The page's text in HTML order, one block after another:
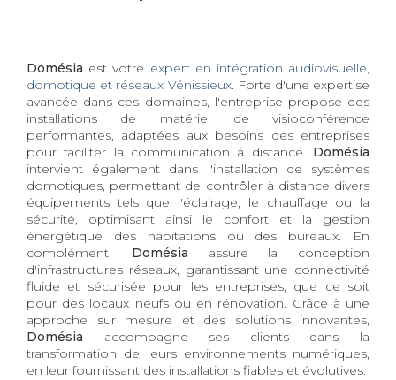
Domésia est votre expert en intégration audiovisuelle,
domotique et réseaux Vénissieux. Forte d'une expertise
avancée dans ces domaines, l'entreprise propose des
installations de matériel de visioconférence
performantes, adaptées aux besoins des entreprises
pour faciliter la communication à distance. Domésia
intervient également dans l'installation de systèmes
domotiques, permettant de contrôler à distance divers
équipements tels que l'éclairage, le chauffage ou la
sécurité, optimisant ainsi le confort et la gestion
énergétique des habitations ou des bureaux. En
complément, Domésia assure la conception
d'infrastructures réseaux, garantissant une connectivité
fluide et sécurisée pour les entreprises, que ce soit
pour des locaux neufs ou en rénovation. Grâce à une
approche sur mesure et des solutions innovantes,
Domésia accompagne ses clients dans la
transformation de leurs environnements numériques,
en leur fournissant des installations fiables et évolutives.